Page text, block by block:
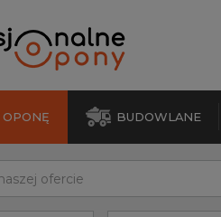
OPONĘ BUDOWLANE